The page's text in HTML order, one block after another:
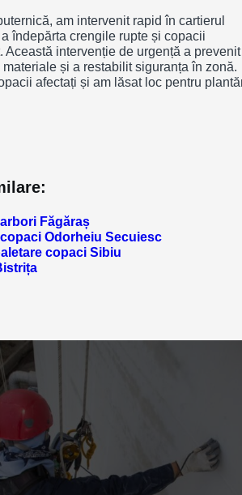
am intervenit rapid în cartierul
îndepărta crengile rupte și copacii
Această intervenție de urgență a prevenit
și a restabilit siguranța în zonă.
afectați și am lăsat loc pentru
Făgăraș
Odorheiu Secuiesc
copaci Sibiu